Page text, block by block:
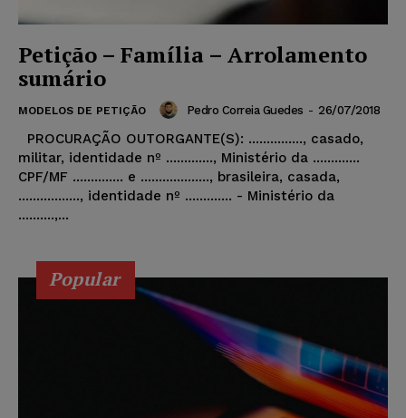
Petição – Família – Arrolamento
sumário
MODELOS DE PETIÇÃO Pedro Correia Guedes - 26/07/2018
PROCURAÇÃO OUTORGANTE(S): ..............., casado,
militar, identidade nº ............., Ministério da .............
CPF/MF .............. e ..................., brasileira, casada,
................., identidade nº ............. - Ministério da
..........,...
Popular